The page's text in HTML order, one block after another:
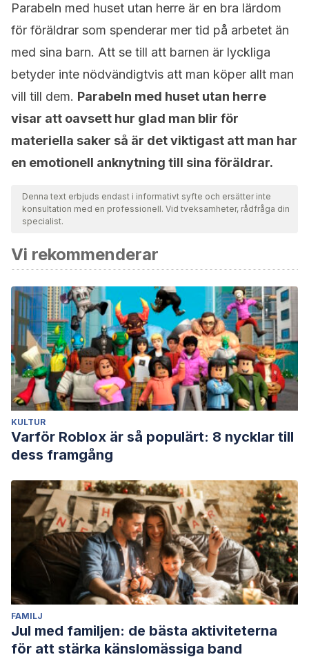
Parabeln med huset utan herre är en bra lärdom
för föräldrar som spenderar mer tid på arbetet än
med sina barn. Att se till att barnen är lyckliga
betyder inte nödvändigtvis att man köper allt man
vill till dem. Parabeln med huset utan herre
visar att oavsett hur glad man blir för
materiella saker så är det viktigast att man har
en emotionell anknytning till sina föräldrar.
Denna text erbjuds endast i informativt syfte och ersätter inte
konsultation med en professionell. Vid tveksamheter, rådfråga din
specialist.
Vi rekommenderar
KULTUR
Varför Roblox är så populärt: 8 nycklar till
dess framgång
FAMILJ
Jul med familjen: de bästa aktiviteterna
för att stärka känslomässiga band